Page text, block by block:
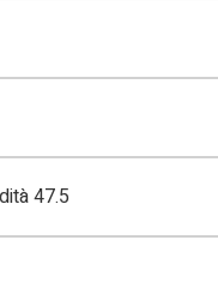
47.5